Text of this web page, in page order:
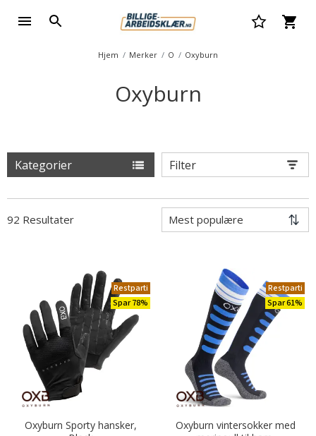
Hjem Merker O Oxyburn
Oxyburn
Kategorier Filter
92 Resultater
Restparti
Spar 78%
Oxyburn Sporty hansker,
Restparti
Spar 61%
Oxyburn vintersokker med